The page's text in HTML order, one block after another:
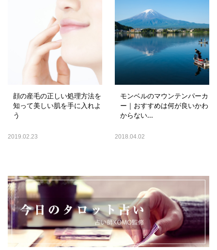
顔の産毛の正しい処理方法を
知って美しい肌を手に入れよ
う
2019.02.23
モンベルのマウンテンパーカ
ー｜おすすめは何が良いかわ
からない...
2018.04.02